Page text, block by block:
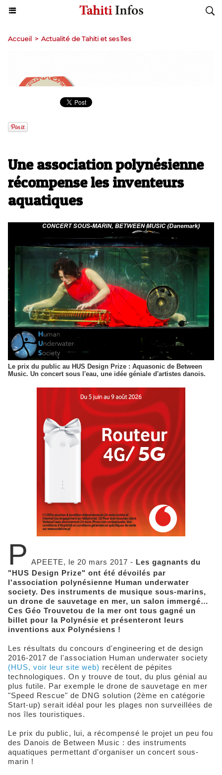
Accueil > Actualité de Tahiti et ses îles
Une association polynésienne
récompense les inventeurs
aquatiques
Le prix du public au HUS Design Prize : Aquasonic de Between
Music. Un concert sous l'eau, une idée géniale d'artistes danois.
P APEETE, le 20 mars 2017 - Les gagnants du
"HUS Design Prize" ont été dévoilés par
l'association polynésienne Human underwater
society. Des instruments de musique sous-marins,
un drone de sauvetage en mer, un salon immergé…
Ces Géo Trouvetou de la mer ont tous gagné un
billet pour la Polynésie et présenteront leurs
inventions aux Polynésiens !
Les résultats du concours d'engineering et de design
2016-2017 de l'association Human underwater society
(HUS, voir leur site web) recèlent de pépites
technologiques. On y trouve de tout, du plus génial au
plus futile. Par exemple le drone de sauvetage en mer
"Speed Rescue" de DNG solution (2ème en catégorie
Start-up) serait idéal pour les plages non surveillées de
nos îles touristiques.
Le prix du public, lui, a récompensé le projet un peu fou
des Danois de Between Music : des instruments
aquatiques permettant d'organiser un concert sous-
marin !